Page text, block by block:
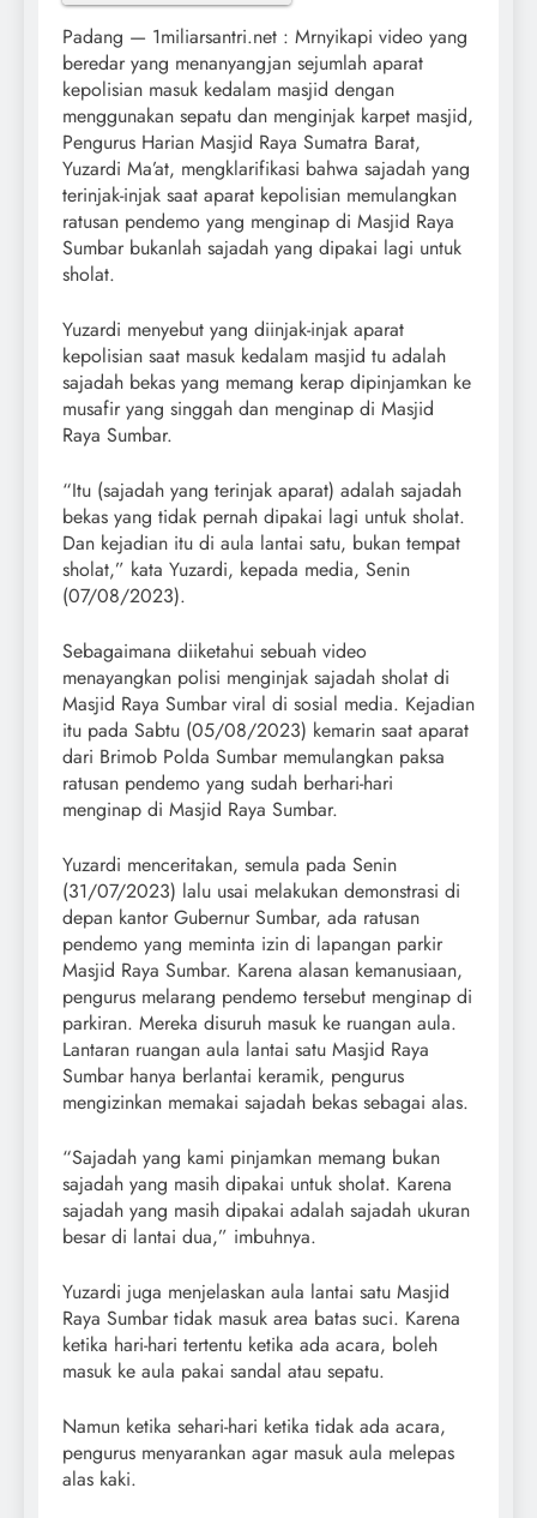
Padang — 1miliarsantri.net : Mrnyikapi video yang
beredar yang menanyangjan sejumlah aparat
kepolisian masuk kedalam masjid dengan
menggunakan sepatu dan menginjak karpet masjid,
Pengurus Harian Masjid Raya Sumatra Barat,
Yuzardi Ma’at, mengklarifikasi bahwa sajadah yang
terinjak-injak saat aparat kepolisian memulangkan
ratusan pendemo yang menginap di Masjid Raya
Sumbar bukanlah sajadah yang dipakai lagi untuk
sholat.
Yuzardi menyebut yang diinjak-injak aparat
kepolisian saat masuk kedalam masjid tu adalah
sajadah bekas yang memang kerap dipinjamkan ke
musafir yang singgah dan menginap di Masjid
Raya Sumbar.
“Itu (sajadah yang terinjak aparat) adalah sajadah
bekas yang tidak pernah dipakai lagi untuk sholat.
Dan kejadian itu di aula lantai satu, bukan tempat
sholat,” kata Yuzardi, kepada media, Senin
(07/08/2023).
Sebagaimana diiketahui sebuah video
menayangkan polisi menginjak sajadah sholat di
Masjid Raya Sumbar viral di sosial media. Kejadian
itu pada Sabtu (05/08/2023) kemarin saat aparat
dari Brimob Polda Sumbar memulangkan paksa
ratusan pendemo yang sudah berhari-hari
menginap di Masjid Raya Sumbar.
Yuzardi menceritakan, semula pada Senin
(31/07/2023) lalu usai melakukan demonstrasi di
depan kantor Gubernur Sumbar, ada ratusan
pendemo yang meminta izin di lapangan parkir
Masjid Raya Sumbar. Karena alasan kemanusiaan,
pengurus melarang pendemo tersebut menginap di
parkiran. Mereka disuruh masuk ke ruangan aula.
Lantaran ruangan aula lantai satu Masjid Raya
Sumbar hanya berlantai keramik, pengurus
mengizinkan memakai sajadah bekas sebagai alas.
“Sajadah yang kami pinjamkan memang bukan
sajadah yang masih dipakai untuk sholat. Karena
sajadah yang masih dipakai adalah sajadah ukuran
besar di lantai dua,” imbuhnya.
Yuzardi juga menjelaskan aula lantai satu Masjid
Raya Sumbar tidak masuk area batas suci. Karena
ketika hari-hari tertentu ketika ada acara, boleh
masuk ke aula pakai sandal atau sepatu.
Namun ketika sehari-hari ketika tidak ada acara,
pengurus menyarankan agar masuk aula melepas
alas kaki.